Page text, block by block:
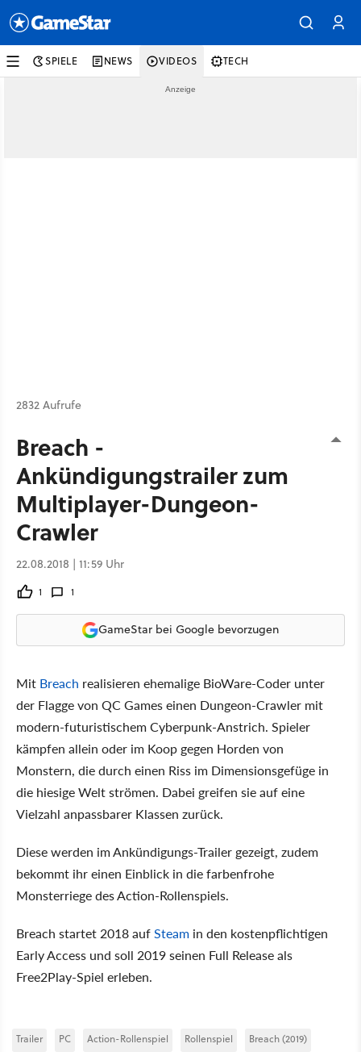
SPIELE NEWS VIDEOS TECH
2832 Aufrufe
Breach -
Ankündigungstrailer zum
Multiplayer-Dungeon-
Crawler
22.08.2018 | 11:59 Uhr
1 1
GameStar bei Google bevorzugen
Mit Breach realisieren ehemalige BioWare-Coder unter
der Flagge von QC Games einen Dungeon-Crawler mit
modern-futuristischem Cyberpunk-Anstrich. Spieler
kämpfen allein oder im Koop gegen Horden von
Monstern, die durch einen Riss im Dimensionsgefüge in
die hiesige Welt strömen. Dabei greifen sie auf eine
Vielzahl anpassbarer Klassen zurück.
Diese werden im Ankündigungs-Trailer gezeigt, zudem
bekommt ihr einen Einblick in die farbenfrohe
Monsterriege des Action-Rollenspiels.
Breach startet 2018 aufSteam in den kostenpflichtigen
Early Access und soll 2019 seinen Full Release als
Free2Play-Spiel erleben.
Trailer PC Action-Rollenspiel Rollenspiel
Breach (2019)